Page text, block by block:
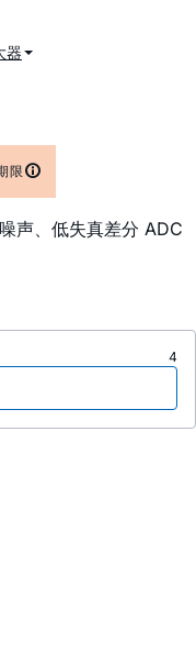
器
限
声、低失真差分 ADC
4